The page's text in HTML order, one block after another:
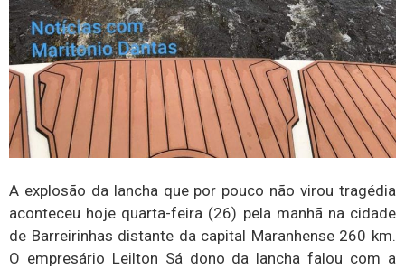
A explosão da lancha que por pouco não virou tragédia
aconteceu hoje quarta-feira (26) pela manhã na cidade
de Barreirinhas distante da capital Maranhense 260 km.
O empresário Leilton Sá dono da lancha falou com a